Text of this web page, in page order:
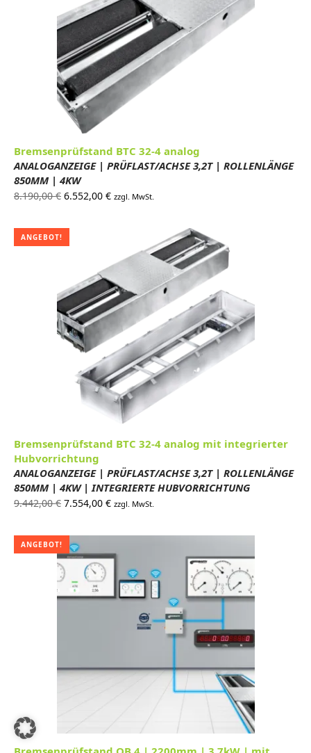
Bremsenprüfstand BTC 32-4 analog
ANALOGANZEIGE | PRÜFLAST/ACHSE 3,2T | ROLLENLÄNGE
850MM | 4KW
8.190,00€ Ursprünglicher
8.190,00 €
6.552,00 €Aktueller
zzgl. MwSt.
ANGEBOT!
Bremsenprüfstand BTC 32-4 analog mit integrierter
Hubvorrichtung
ANALOGANZEIGE | PRÜFLAST/ACHSE 3,2T | ROLLENLÄNGE
850MM | 4KW | INTEGRIERTE HUBVORRICHTUNG
9.442,00€ Ursprünglicher
9.442,00 €
7.554,00 €Aktueller
7.554,00 €.
zzgl. MwSt.
ANGEBOT!